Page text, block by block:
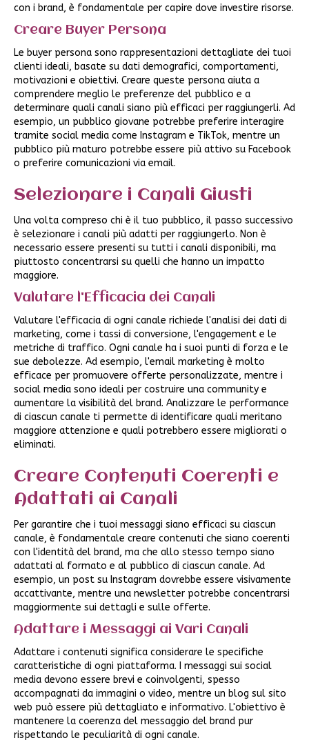
con i brand, è fondamentale per capire dove investire risorse.
Creare Buyer Persona
Le buyer persona sono rappresentazioni dettagliate dei tuoi
clienti ideali, basate su dati demografici, comportamenti,
motivazioni e obiettivi. Creare queste persona aiuta a
comprendere meglio le preferenze del pubblico e a
determinare quali canali siano più efficaci per raggiungerli. Ad
esempio, un pubblico giovane potrebbe preferire interagire
tramite social media come Instagram e TikTok, mentre un
pubblico più maturo potrebbe essere più attivo su Facebook
o preferire comunicazioni via email.
Selezionare i Canali Giusti
Una volta compreso chi è il tuo pubblico, il passo successivo
è selezionare i canali più adatti per raggiungerlo. Non è
necessario essere presenti su tutti i canali disponibili, ma
piuttosto concentrarsi su quelli che hanno un impatto
maggiore.
Valutare l'Efficacia dei Canali
Valutare l'efficacia di ogni canale richiede l'analisi dei dati di
marketing, come i tassi di conversione, l'engagement e le
metriche di traffico. Ogni canale ha i suoi punti di forza e le
sue debolezze. Ad esempio, l'email marketing è molto
efficace per promuovere offerte personalizzate, mentre i
social media sono ideali per costruire una community e
aumentare la visibilità del brand. Analizzare le performance
di ciascun canale ti permette di identificare quali meritano
maggiore attenzione e quali potrebbero essere migliorati o
eliminati.
Creare Contenuti Coerenti e
Adattati ai Canali
Per garantire che i tuoi messaggi siano efficaci su ciascun
canale, è fondamentale creare contenuti che siano coerenti
con l'identità del brand, ma che allo stesso tempo siano
adattati al formato e al pubblico di ciascun canale. Ad
esempio, un post su Instagram dovrebbe essere visivamente
accattivante, mentre una newsletter potrebbe concentrarsi
maggiormente sui dettagli e sulle offerte.
Adattare i Messaggi ai Vari Canali
Adattare i contenuti significa considerare le specifiche
caratteristiche di ogni piattaforma. I messaggi sui social
media devono essere brevi e coinvolgenti, spesso
accompagnati da immagini o video, mentre un blog sul sito
web può essere più dettagliato e informativo. L'obiettivo è
mantenere la coerenza del messaggio del brand pur
rispettando le peculiarità di ogni canale.